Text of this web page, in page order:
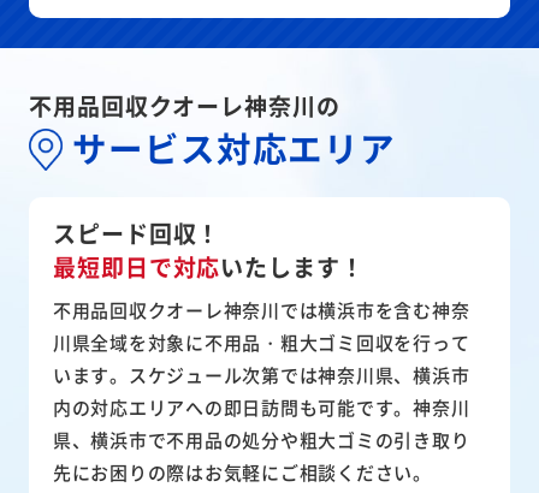
不用品回収クオーレ神奈川の
サービス対応エリア
スピード回収！
最短即日で対応いたします！
不用品回収クオーレ神奈川では横浜市を含む神奈
川県全域を対象に不用品・粗大ゴミ回収を行って
います。スケジュール次第では神奈川県、横浜市
内の対応エリアへの即日訪問も可能です。神奈川
県、横浜市で不用品の処分や粗大ゴミの引き取り
先にお困りの際はお気軽にご相談ください。